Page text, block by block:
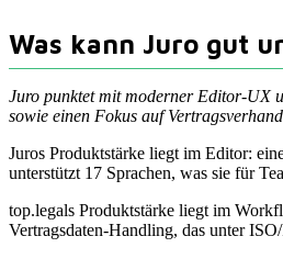
Was kann Juro gut
Juro punktet mit moderner Editor-UX
sowie einen Fokus auf
Juros Produktstärke liegt im Editor:
unterstützt 17 Sprachen, was sie für
top.legals Produktstärke liegt im
Vertragsdaten-Handling, das unter